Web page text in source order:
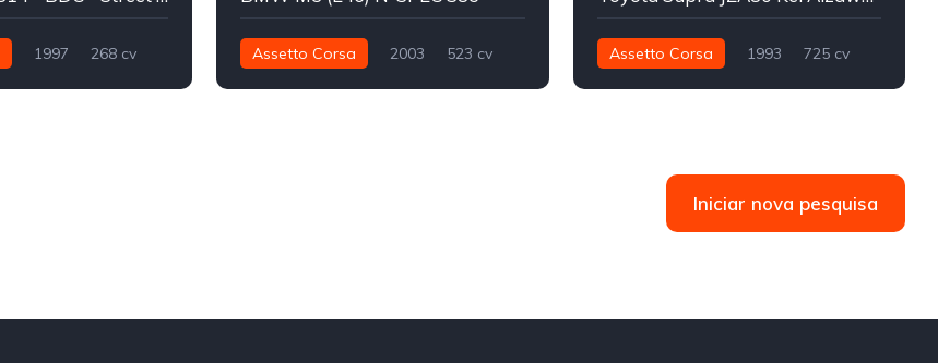
1997
268 cv
Assetto Corsa 2003
523 cv
Assetto Corsa 1993
725 cv
Iniciar nova pesquisa